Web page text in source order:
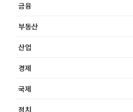
금융
부동산
산업
경제
국제
정치